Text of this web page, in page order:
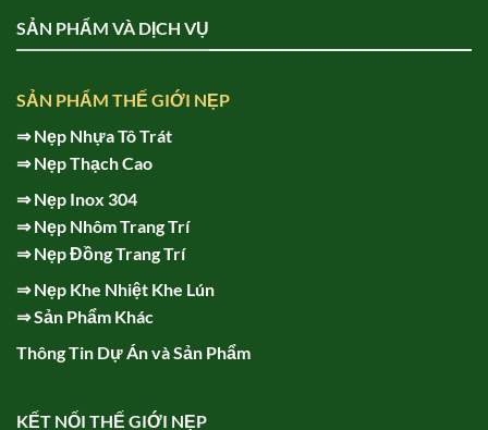
SẢN PHẨM VÀ DỊCH VỤ
SẢN PHẨM THẾ GIỚI NẸP
⇒Nẹp Nhựa Tô Trát
⇒Nẹp Thạch Cao
⇒Nẹp Inox 304
⇒Nẹp Nhôm Trang Trí
⇒Nẹp Đồng Trang Trí
⇒Nẹp Khe Nhiệt Khe Lún
⇒Sản Phẩm Khác
Thông Tin Dự Án và Sản Phẩm
KẾT NỐI THẾ GIỚI NẸP